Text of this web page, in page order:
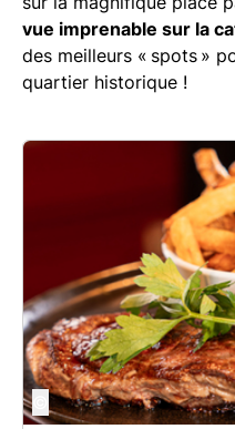
vue imprenable sur la
des meilleurs « spots »
quartier historique !